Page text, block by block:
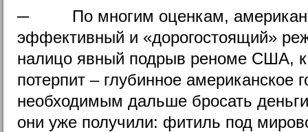
─ По многим оценкам,
эффективный и «дорогостоящий»
налицо явный подрыв реноме США,
потерпит – глубинное американское
необходимым дальше бросать
они уже получили: фитиль под